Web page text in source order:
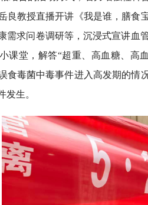
良教授直播开讲《我是谁，膳
需求问卷调研等，沉浸式宣讲血
课堂，解答“超重、高血糖、高
食毒菌中毒事件进入高发期的情
发生。